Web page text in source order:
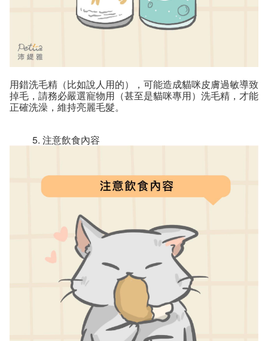
用錯洗毛精（比如說人用的），可能造成貓咪皮膚過敏導致
掉毛，請務必嚴選寵物用（甚至是貓咪專用）洗毛精，才能
正確洗澡，維持亮麗毛髮。
注意飲食內容